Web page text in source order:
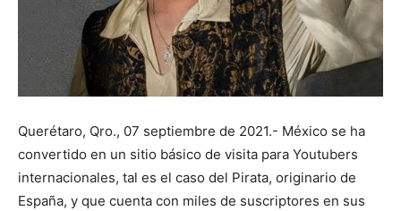
Querétaro, Qro., 07 septiembre de 2021.- México se ha
convertido en un sitio básico de visita para Youtubers
internacionales, tal es el caso del Pirata, originario de
España, y que cuenta con miles de suscriptores en sus